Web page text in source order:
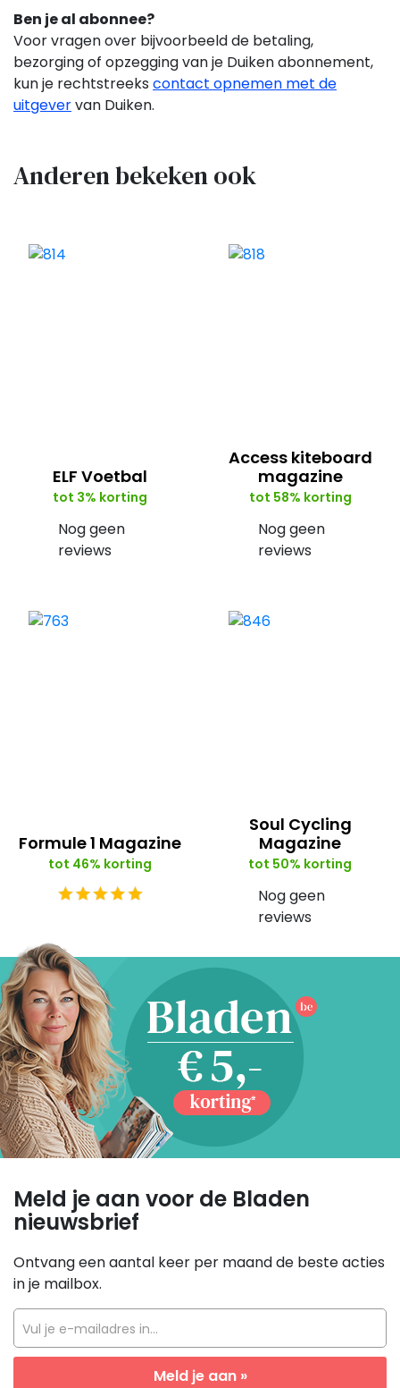
Ben je al abonnee?
Voor vragen over bijvoorbeeld de betaling,
bezorging of opzegging van je Duikenabonnement,
kun je rechtstreeks contact opnemen met de
uitgevervan Duiken.
Anderen bekeken ook
ELF Voetbal
tot 3% korting
Nog geen
reviews
Access kiteboard
magazine
tot 58% korting
Nog geen
reviews
Formule 1 Magazine
tot 46% korting
Soul Cycling
Magazine
tot 50% korting
Nog geen
reviews
Meld je aan voor de Bladen
nieuwsbrief
Ontvang een aantal keer per maand de beste acties
in je mailbox.
Vul je e-mailadres in...
Meld je aan »